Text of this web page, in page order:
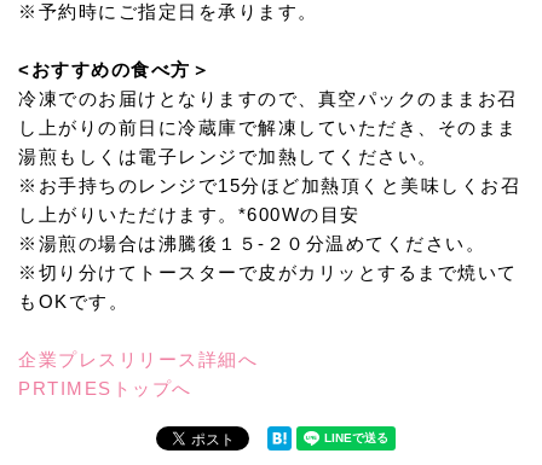
※予約時にご指定日を承ります。
<おすすめの食べ方＞
冷凍でのお届けとなりますので、真空パックのままお召
し上がりの前日に冷蔵庫で解凍していただき、そのまま
湯煎もしくは電子レンジで加熱してください。
※お手持ちのレンジで15分ほど加熱頂くと美味しくお召
し上がりいただけます。*600Wの目安
※湯煎の場合は沸騰後１５-２０分温めてください。
※切り分けてトースターで皮がカリッとするまで焼いて
もOKです。
企業プレスリリース詳細へ
PRTIMESトップへ